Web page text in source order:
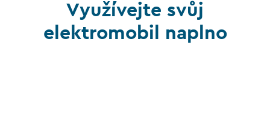
Využívejte svůj
elektromobil naplno